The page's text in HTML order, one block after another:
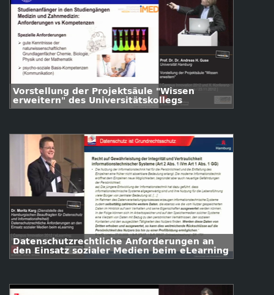
Vorstellung der Projektsäule "Wissen
erweitern" des Universitätskollegs
Datenschutzrechtliche Anforderungen an
den Einsatz sozialer Medien beim eLearning